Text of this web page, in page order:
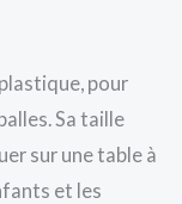
pour
Sa taille
sur une table à
et les